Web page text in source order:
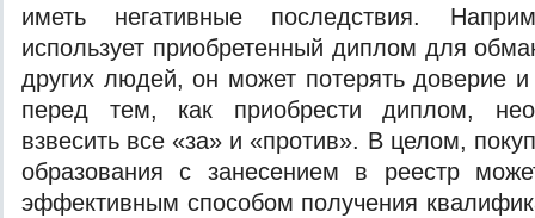
иметь негативные последствия.
использует приобретенный диплом для
других людей, он может потерять доверие
перед тем, как приобрести диплом,
взвесить все «за» и «против». В целом,
образования с занесением в реестр
эффективным способом получения